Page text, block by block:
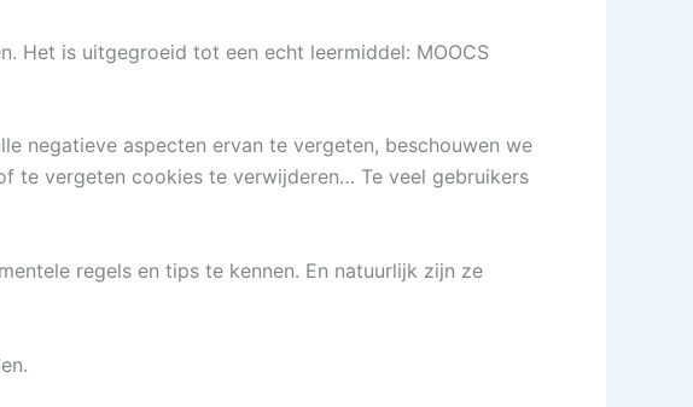
Het is uitgegroeid tot een echt leermiddel: MOOCS
negatieve aspecten ervan te vergeten, beschouwen we
te vergeten cookies te verwijderen… Te veel gebruikers
regels en tips te kennen. En natuurlijk zijn ze